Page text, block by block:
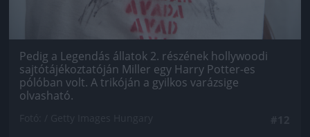
Pedig a Legendás állatok 2. részének hollywoodi
sajtótájékoztatóján Miller egy Harry Potter-es
pólóban volt. A trikóján a gyilkos varázsige
olvasható.